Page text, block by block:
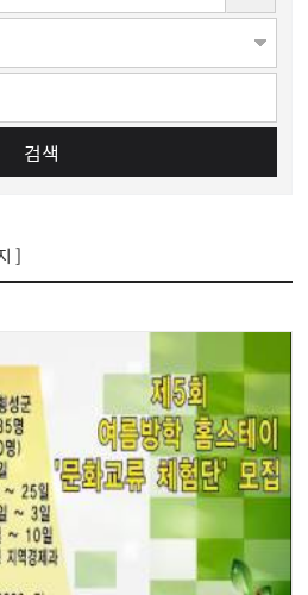
검색
]